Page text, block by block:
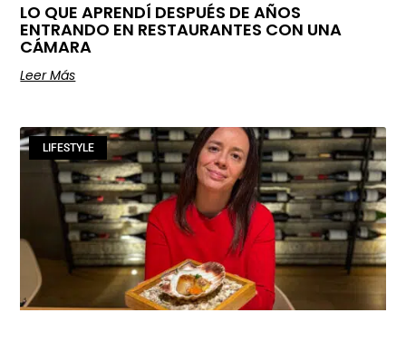
LO QUE APRENDÍ DESPUÉS DE AÑOS
ENTRANDO EN RESTAURANTES CON UNA
CÁMARA
Leer Más
LIFESTYLE